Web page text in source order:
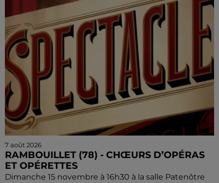
7 août 2026
RAMBOUILLET (78) - CHŒURS D’OPÉRAS
ET OPÉRETTES
Dimanche 15 novembre à 16h30 à la salle Patenôtre